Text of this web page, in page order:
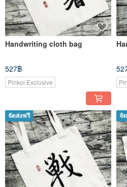
Handwriting cloth bag
527฿
Pinkoi Exclusive
จัดส่งฟรี จั